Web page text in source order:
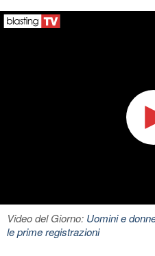
Video del Giorno: Uomini e
le prime registrazioni